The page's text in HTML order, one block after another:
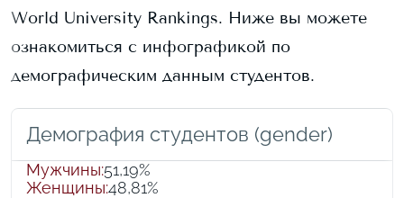
World University Rankings. Ниже вы можете
ознакомиться с инфографикой по
демографическим данным студентов.
Демография студентов (gender)
Мужчины:51,19%
Женщины:48,81%